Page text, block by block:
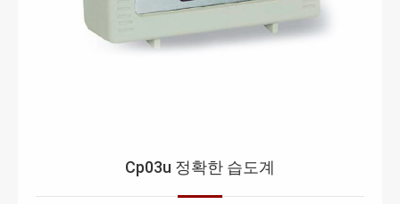
Cp03u 정확한 습도계